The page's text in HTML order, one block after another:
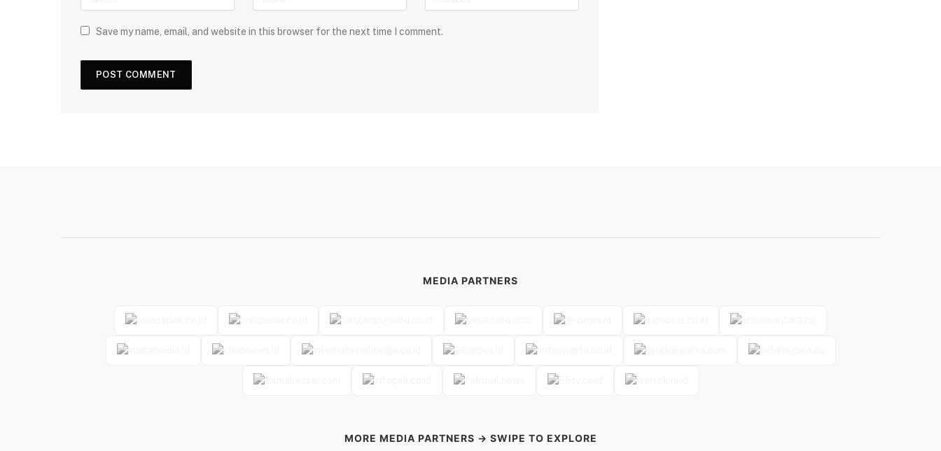
Save my name, email, and website in this browser for the next time I comment.
MEDIA PARTNERS
MORE MEDIA PARTNERS → SWIPE TO EXPLORE